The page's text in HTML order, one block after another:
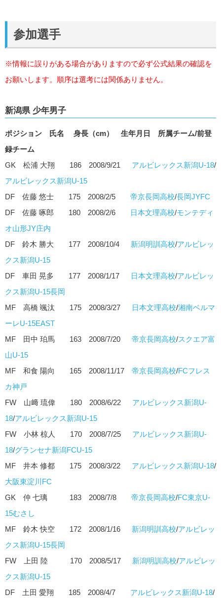
参加選手
※情報に誤りがある場合がありますので必ず公式結果の確認を
お願いします。順序は選考には関係ありません。
新潟県 少年男子
ポジション 氏名 身長（cm） 生年月日 所属チーム/前登
録チーム
GK 松浦 大翔 186 2008/9/21 アルビレックス新潟U-18/
アルビレックス新潟U-15
DF 佐藤 悠士 175 2008/2/5 帝京長岡高校/⾧岡JYFC
DF 佐藤 啄郎 180 2008/2/6
日本文理高校/モンテディ
オ山形JY庄内
DF 鈴木 勝大 177 2008/10/4 新潟明訓高校/アルビレッ
クス新潟U-15
DF 車田 晃多 177 2008/1/17
日本文理高校/アルビレッ
クス新潟U-15⾧岡
MF 高橋 颯汰 175 2008/3/27
日本文理高校/湘南ベルマ
ーレU-15EAST
MF 田中 珀馬 163 2008/7/20 帝京長岡高校/スクエア富
山U-15
MF 和食 陽向 165 2008/11/17 帝京長岡高校/FCフレス
カ神戸
FW 山﨑 琉偉 180 2008/6/22 アルビレックス新潟U-
18/アルビレックス新潟U-15
FW 小林 椋人 170 2008/7/25 アルビレックス新潟U-
18/グランセナ新潟FCU-15
MF 井本 修都 175 2008/3/22 アルビレックス新潟U-18/
大阪東淀川FC
GK 仲 七璃 183 2008/7/8 帝京長岡高校/FC東京U-
15むさし
MF 鈴木 快空 172 2008/1/16 新潟明訓高校/アルビレッ
クス新潟U-15⾧岡
FW 上田 陸 170 2008/5/17 新潟明訓高校/アルビレッ
クス新潟U-15
DF 土田 愛翔 185 2008/4/7 アルビレックス新潟U-18/